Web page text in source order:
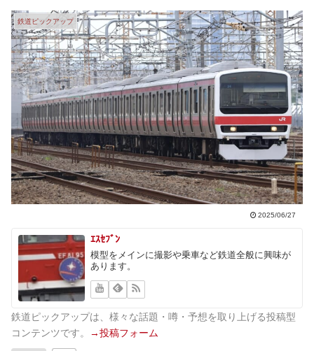
鉄道ピックアップ
2025/06/27
ｴｽｾﾌﾞﾝ
模型をメインに撮影や乗車など鉄道全般に興味が
あります。
鉄道ピックアップは、様々な話題・噂・予想を取り上げる投稿型
コンテンツです。
→投稿フォーム